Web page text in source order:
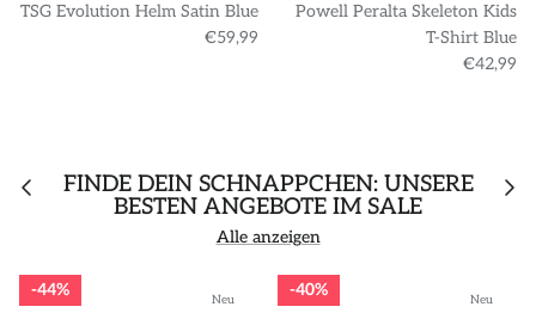
TSG Evolution Helm Satin Blue
€59,99
Powell Peralta Skeleton Kids
T-Shirt Blue
€42,99
FINDE DEIN SCHNÄPPCHEN: UNSERE
BESTEN ANGEBOTE IM SALE
Alle anzeigen
Neu
44% Neu
40%